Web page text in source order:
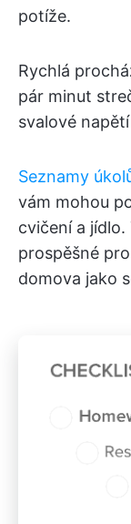
potíže.
Rychlá
pár minut
svalové
Seznamy
vám mohou
cvičení a
prospěšné
domova jako